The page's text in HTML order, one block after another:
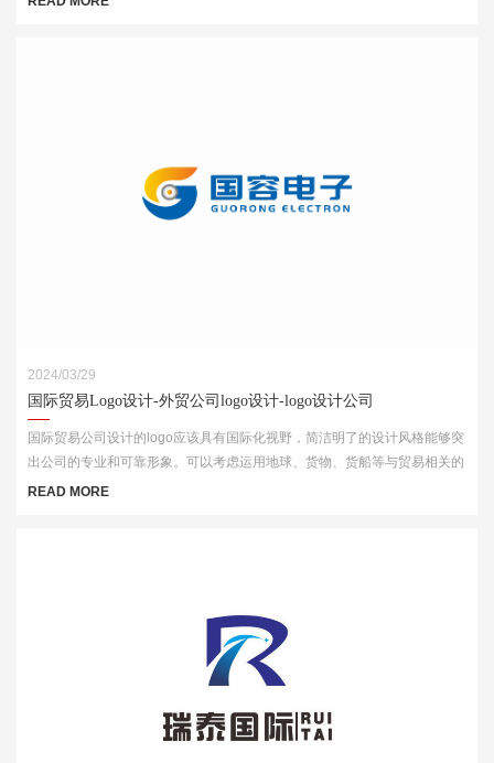
2024/03/29
国际贸易Logo设计-外贸公司logo设计-logo设计公司
国际贸易公司设计的logo应该具有国际化视野，简洁明了的设计风格能够突
出公司的专业和可靠形象。可以考虑运用地球、货物、货船等与贸易相关的
元素，结合简洁的字体和线条，突出公司的国际化特点。
READ MORE